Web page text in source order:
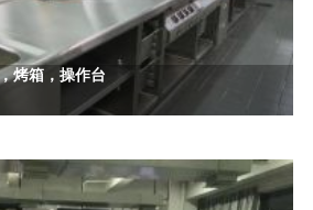
烤箱，操作台